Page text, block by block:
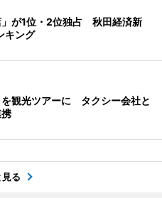
」が1位・2位独占 秋田経済新
キング
を観光ツアーに タクシー会社と
見る